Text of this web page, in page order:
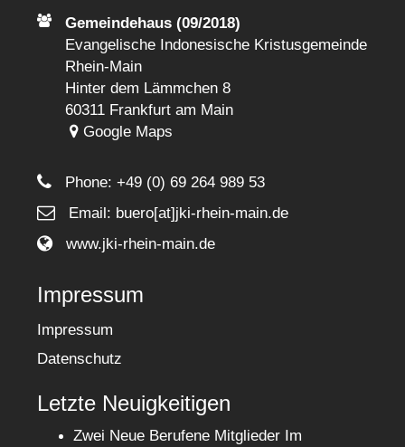
Gemeindehaus (09/2018)
Evangelische Indonesische Kristusgemeinde
Rhein-Main
Hinter dem Lämmchen 8
60311 Frankfurt am Main
Google Maps
Phone:+49 (0) 69 264 989 53
Email: buero[at]jki-rhein-main.de
www.jki-rhein-main.de
Impressum
Impressum
Datenschutz
Letzte Neuigkeitigen
Zwei Neue Berufene Mitglieder Im